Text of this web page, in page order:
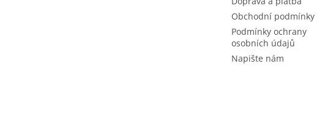
Obchodní podmínky
Podmínky ochrany
osobních údajů
Napište nám